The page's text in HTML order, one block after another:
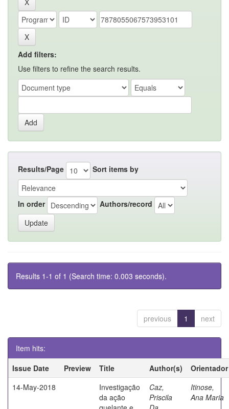
Add filters:
Use filters to refine the search results.
Results/Page Sort items by
In order Authors/record
Results 1-1 of 1 (Search time: 0.003 seconds).
previous 1 next
Item hits:
Issue Date
Preview Title Author(s)
Orientador
14-May-2018
Investigação
da ação
Caz,
Priscila
Itinose,
Ana Maria